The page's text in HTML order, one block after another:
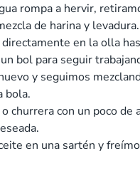
rompa a hervir,
de harina y levadura.
en la olla
bol para seguir
y seguimos
bola.
churrera con un poco
en una sartén y